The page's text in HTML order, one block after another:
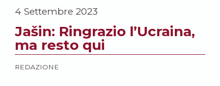
4 Settembre 2023
Jašin: Ringrazio l’Ucraina,
ma resto qui
REDAZIONE